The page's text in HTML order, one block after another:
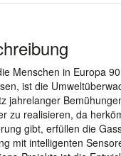
Menschen in Europa
ist die
jahrelanger
zu realisieren, da
gibt, erfüllen die
mit intelligenten